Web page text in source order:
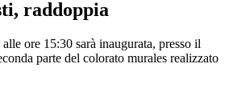
raddoppia
ore 15:30 sarà inaugurata, presso il
parte del colorato murales realizzato